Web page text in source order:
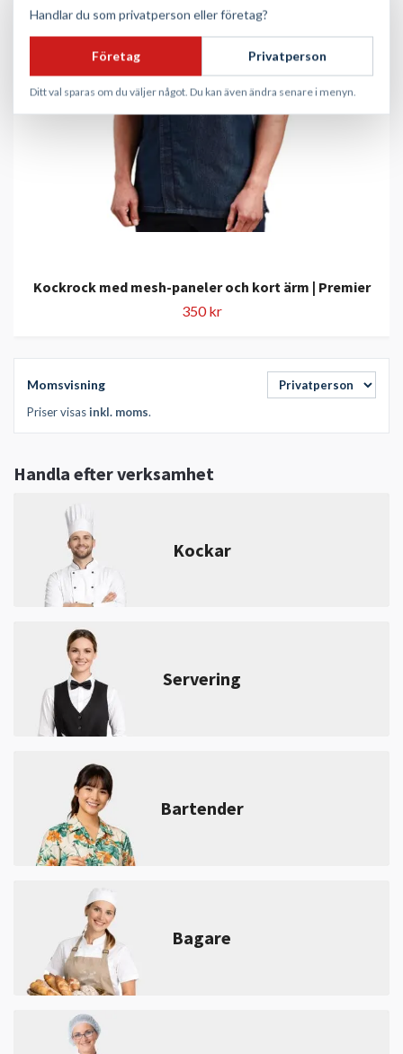
Momsvisning
Priser visasinkl. moms.
Handla efter verksamhet
Kockar
Servering
Bartender
Bagare
Kockrock med mesh-paneler och kort ärm | Premier
350 kr
Handlar du som privatperson eller företag?
Företag Privatperson
Ditt val sparas om du väljer något. Du kan även ändra senare i menyn.